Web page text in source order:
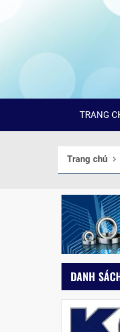
TRANG
Trang chủ
DANH